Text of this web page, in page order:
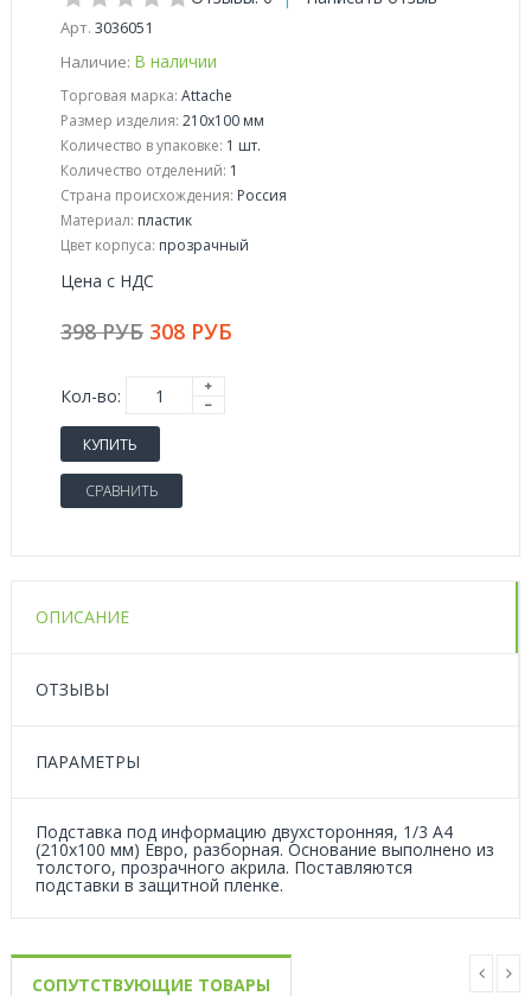
Арт. 3036051
Наличие: В наличии
Торговая марка: Attache
Размер изделия: 210x100 мм
Количество в упаковке: 1 шт.
Количество отделений: 1
Страна происхождения: Россия
Материал: пластик
Цвет корпуса: прозрачный
Цена с НДС
398 РУБ 308 РУБ
Кол-во:
КУПИТЬ
СРАВНИТЬ
ОПИСАНИЕ
ОТЗЫВЫ
ПАРАМЕТРЫ
Подставка под информацию двухсторонняя, 1/3 А4
(210x100 мм) Евро, разборная. Основание выполнено из
толстого, прозрачного акрила. Поставляются
подставки в защитной пленке.
СОПУТСТВУЮЩИЕ ТОВАРЫ